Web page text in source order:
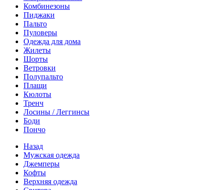
Комбинезоны
Пиджаки
Пальто
Пуловеры
Одежда для дома
Жилеты
Шорты
Ветровки
Полупальто
Плащи
Кюлоты
Тренч
Лосины / Леггинсы
Боди
Пончо
Назад
Мужская одежда
Джемперы
Кофты
Верхняя одежда